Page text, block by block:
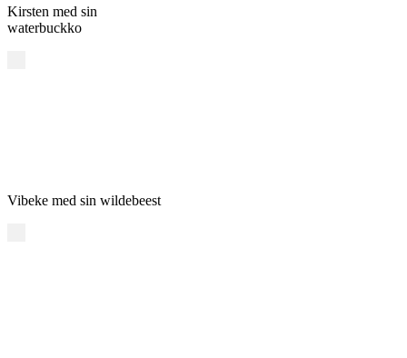
Kirsten med sin
waterbuckko
Vibeke med sin wildebeest